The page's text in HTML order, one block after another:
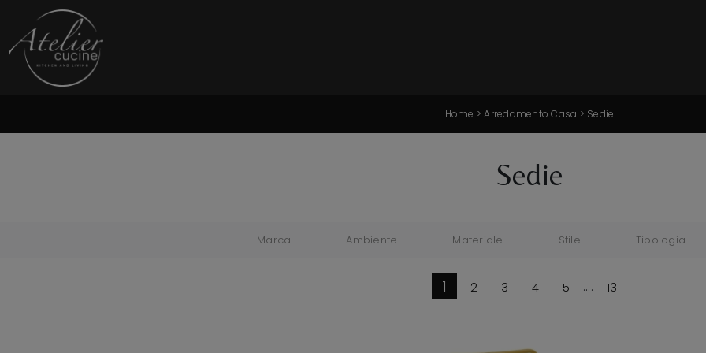
Home >Arredamento Casa > Sedie
Sedie
Marca Ambiente Materiale Stile Tipologia
1 2 3 4 5 .... 13